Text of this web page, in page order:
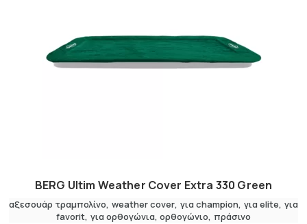
BERG Ultim Weather Cover Extra 330 Green
αξεσουάρ τραμπολίνο weather cover για champion, για elite, για
favorit, για ορθογώνια ορθογώνιο πράσινο